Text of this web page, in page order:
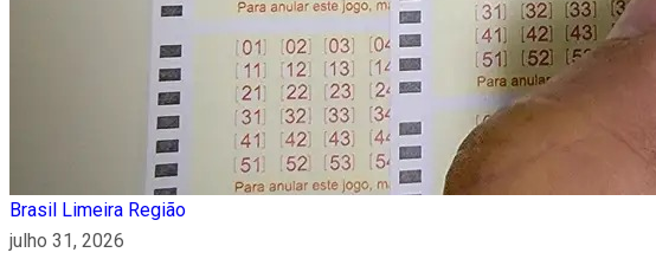
Brasil Limeira Região
julho 31, 2026